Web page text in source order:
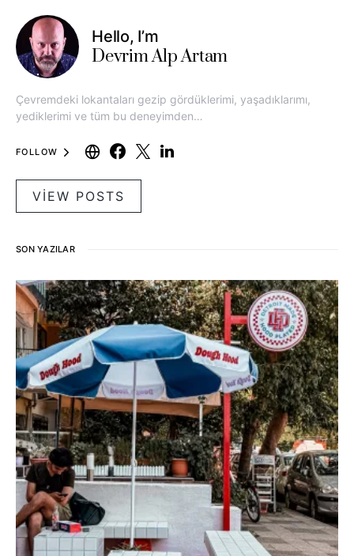
Hello, I’m
Devrim Alp Artam
Çevremdeki lokantaları gezip gördüklerimi, yaşadıklarımı,
yediklerimi ve tüm bu deneyimden…
FOLLOW
VIEW POSTS
SON YAZILAR